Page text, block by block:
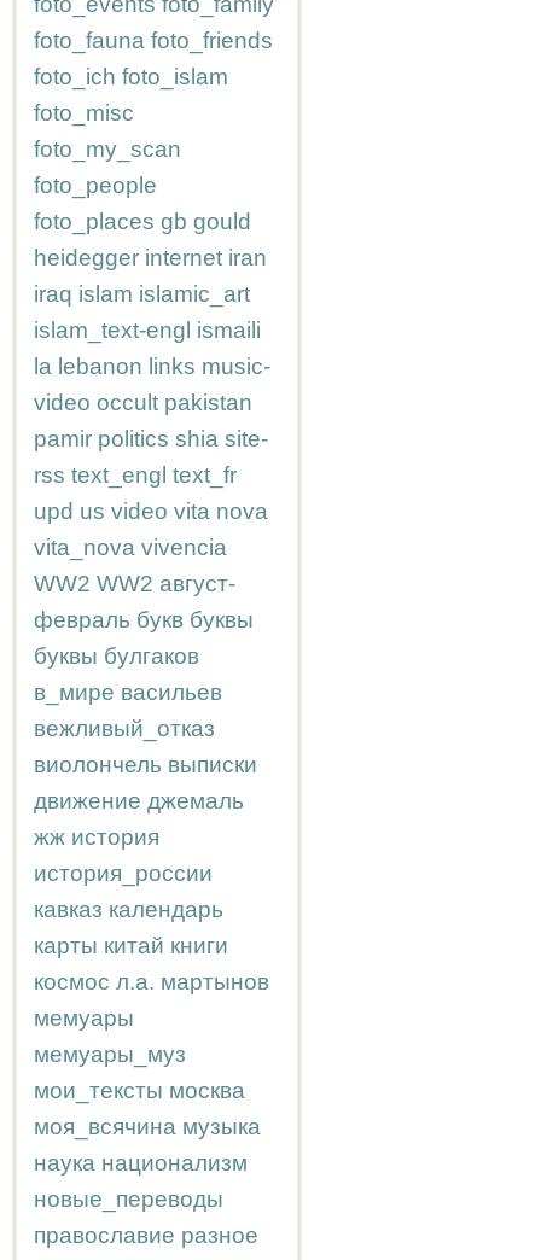
foto_fauna foto_friends
foto_ich foto_islam
foto_misc
foto_my_scan
foto_people
foto_places gb gould
heidegger internet iran
iraq islam islamic_art
islam_text-engl ismaili
la lebanon links music-
video occult pakistan
pamir politics shia site-
rss text_engl text_fr
upd us video vita nova
vita_nova vivencia
WW2 WW2 август-
февраль букв буквы
буквы булгаков
в_мире васильев
вежливый_отказ
виолончель выписки
движение джемаль
жж история
история_россии
кавказ календарь
карты китай книги
космос л.а. мартынов
мемуары
мемуары_муз
мои_тексты москва
моя_всячина музыка
наука национализм
новые_переводы
православие разное